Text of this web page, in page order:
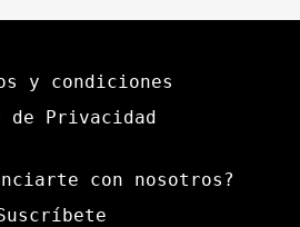
y condiciones
de Privacidad
con nosotros?